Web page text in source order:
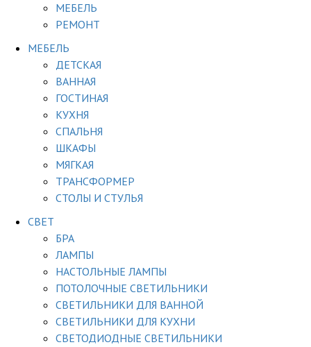
МЕБЕЛЬ
РЕМОНТ
МЕБЕЛЬ
ДЕТСКАЯ
ВАННАЯ
ГОСТИНАЯ
КУХНЯ
СПАЛЬНЯ
ШКАФЫ
МЯГКАЯ
ТРАНСФОРМЕР
СТОЛЫ И СТУЛЬЯ
СВЕТ
БРА
ЛАМПЫ
НАСТОЛЬНЫЕ ЛАМПЫ
ПОТОЛОЧНЫЕ СВЕТИЛЬНИКИ
СВЕТИЛЬНИКИ ДЛЯ ВАННОЙ
СВЕТИЛЬНИКИ ДЛЯ КУХНИ
СВЕТОДИОДНЫЕ СВЕТИЛЬНИКИ